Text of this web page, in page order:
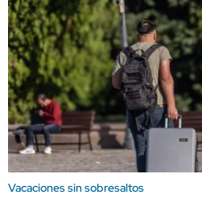
Vacaciones sin sobresaltos